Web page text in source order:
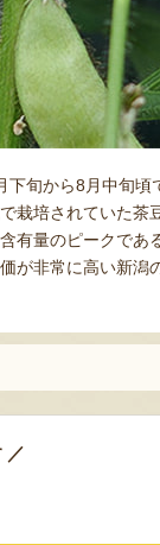
下旬から8月中旬頃
栽培されていた茶
有量のピークであ
が非常に高い新潟
／